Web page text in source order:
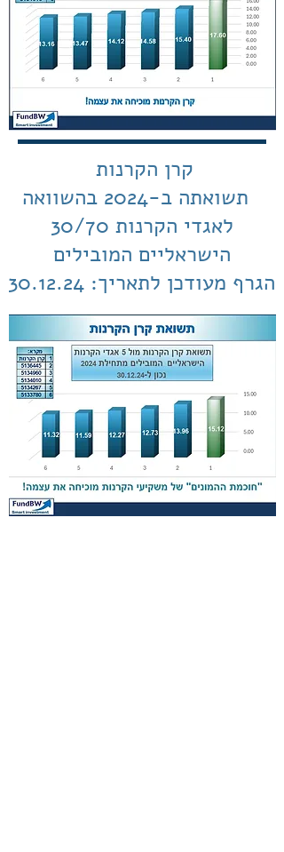
קרן הקרנות
תשואתה ב-2024 בהשוואה
לאגדי הקרנות 30/70
הישראליים המובילים
הגרף מעודכן לתאריך: 30.12.24